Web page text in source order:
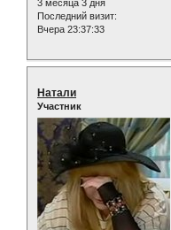
3 месяца 3 дня
Последний визит:
Вчера 23:37:33
Натали
Участник